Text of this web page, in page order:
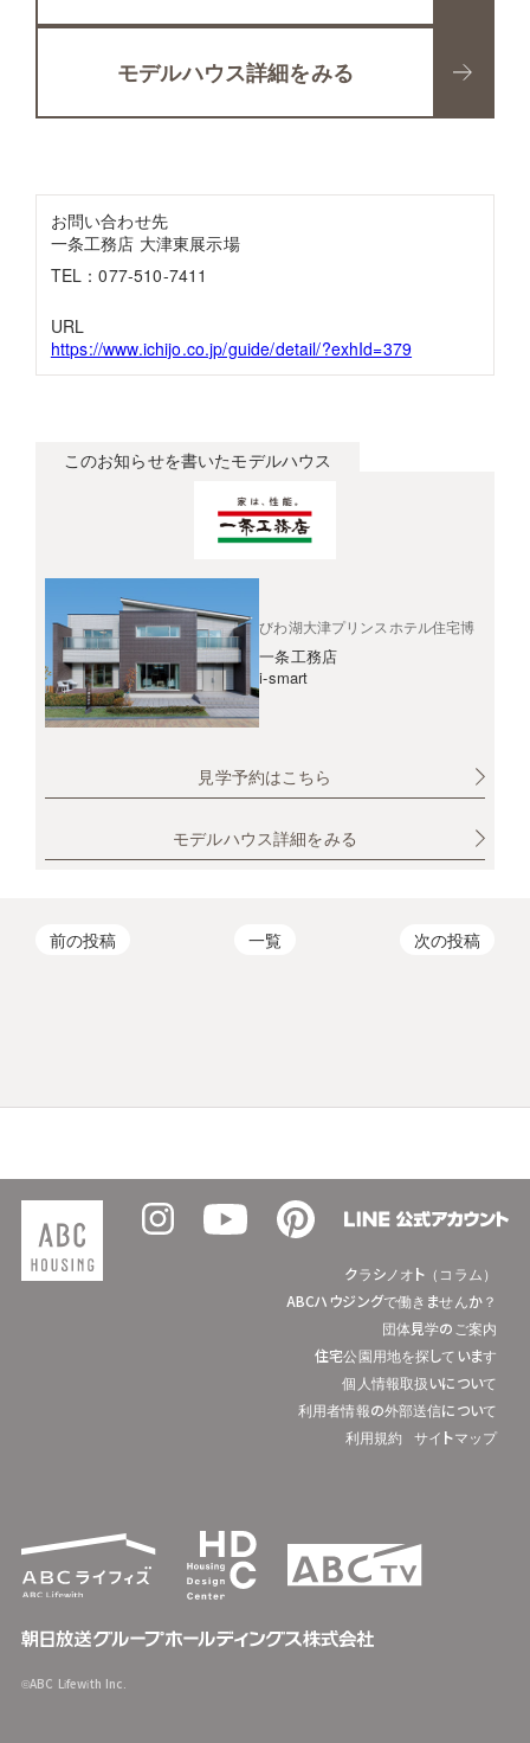
モデルハウス詳細をみる
お問い合わせ先
一条工務店 大津東展示場
TEL：077-510-7411
URL
https://www.ichijo.co.jp/guide/detail/?exhId=379
このお知らせを書いたモデルハウス
びわ湖大津プリンスホテル住宅博
一条工務店
i-smart
見学予約はこちら
モデルハウス詳細をみる
前の投稿 一覧 次の投稿
クラシノオト（コラム）
ABCハウジングで働きませんか？
団体見学のご案内
住宅公園用地を探しています
個人情報取扱いについて
利用者情報の外部送信について
利用規約
サイトマップ
©ABC Lifewith Inc.